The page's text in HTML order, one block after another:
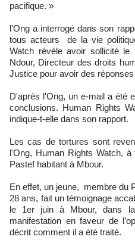
pacifique. »
l'Ong a interrogé dans son
tous acteurs de la vie
Watch révèle avoir sollicité
Ndour, Directeur des droits
Justice pour avoir des
D'après l'Ong, un e-mail a été
conclusions. Human Rights
indique-t-elle dans son rapport.
Les cas de tortures sont
l'Ong, Human Rights Watch,
Pastef habitant à Mbour.
En effet, un jeune, membre
28 ans, fait un témoignage
le 1er juin à Mbour, dans
manifestation en faveur de
décrit comment il a été traité.